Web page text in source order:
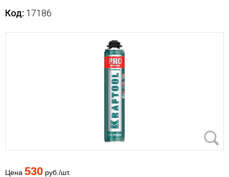
Код: 17186
Цена 530 руб./шт.